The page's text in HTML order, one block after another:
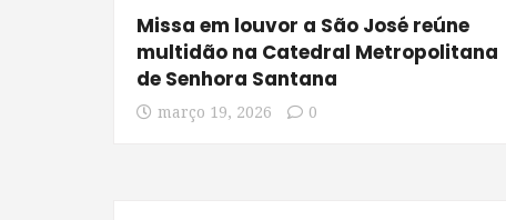
Missa em louvor a São José reúne
multidão na Catedral Metropolitana
de Senhora Santana
março 19, 2026 0